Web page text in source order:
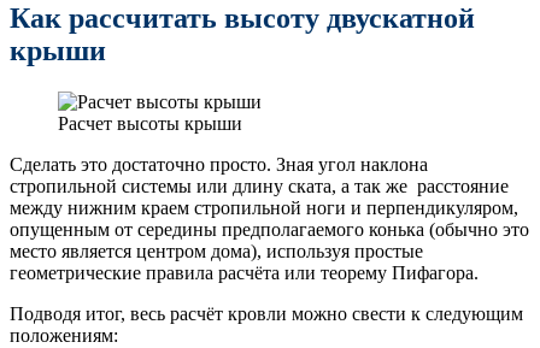
Как рассчитать высоту двускатной
крыши
Расчет высоты крыши
Сделать это достаточно просто. Зная угол наклона
стропильной системы или длину ската, а так же расстояние
между нижним краем стропильной ноги и перпендикуляром,
опущенным от середины предполагаемого конька (обычно это
место является центром дома), используя простые
геометрические правила расчёта или теорему Пифагора.
Подводя итог, весь расчёт кровли можно свести к следующим
положениям: